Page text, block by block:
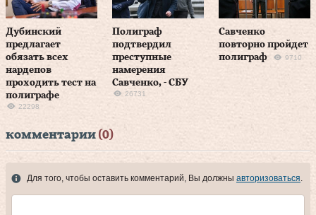
Дубинский
предлагает
обязать всех
нардепов
проходить тест на
полиграфе
22298
Полиграф
подтвердил
преступные
намерения
Савченко, - СБУ
26731
Савченко
повторно пройдет
полиграф
9710
комментарии (0)
Для того, чтобы оставить комментарий, Вы должны авторизоваться.